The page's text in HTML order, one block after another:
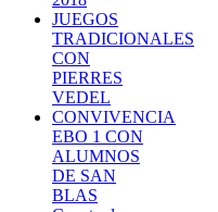
JUEGOS
TRADICIONALES
CON
PIERRES
VEDEL
CONVIVENCIA
EBO 1 CON
ALUMNOS
DE SAN
BLAS